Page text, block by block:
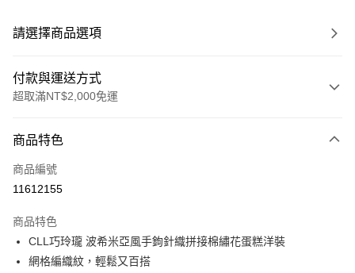
請選擇商品選項
付款與運送方式
超取滿NT$2,000免運
信用卡一次付款
信用卡分期付款
合作金庫商業銀行
華南商業銀行
彰化商業銀行
上海商業儲蓄銀行
超商取貨付款
LINE Pay
商品特色
商品編號
11612155
商品特色
CLL巧玲瓏 波希米亞風手鉤針織拼接棉繡花蛋糕洋裝
網格編織紋，輕鬆又百搭